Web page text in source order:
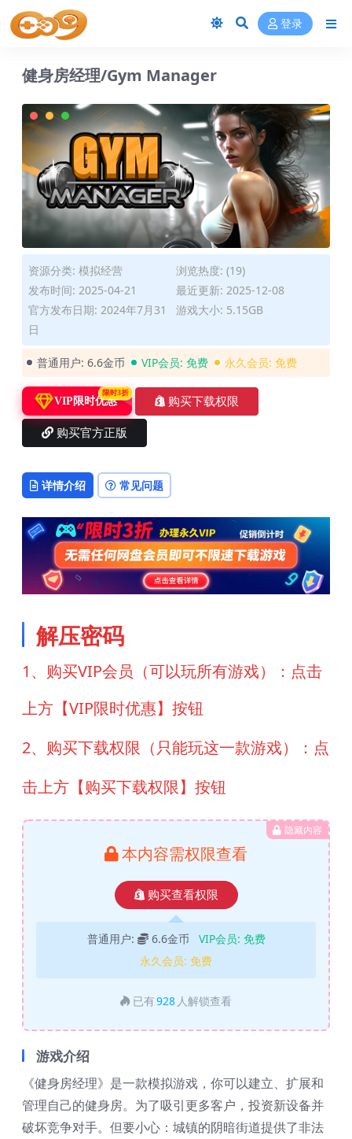
登录
健身房经理/Gym Manager
资源分类: 模拟经营
浏览热度: (19)
发布时间: 2025-04-21
最近更新: 2025-12-08
官方发布日期: 2024年7月31
日
游戏大小: 5.15GB
普通用户: 6.6金币 VIP会员: 免费 永久会员: 免费
VIP限时优惠
限时3折
购买下载权限
购买官方正版
详情介绍 常见问题
解压密码
1、购买VIP会员（可以玩所有游戏）：点击
上方【VIP限时优惠】按钮
2、购买下载权限（只能玩这一款游戏）：点
击上方【购买下载权限】按钮
隐藏内容
本内容需权限查看
购买查看权限
普通用户: 6.6金币 VIP会员: 免费
永久会员: 免费
已有928 人解锁查看
游戏介绍
《健身房经理》是一款模拟游戏，你可以建立、扩展和
管理自己的健身房。为了吸引更多客户，投资新设备并
破坏竞争对手。但要小心：城镇的阴暗街道提供了非法